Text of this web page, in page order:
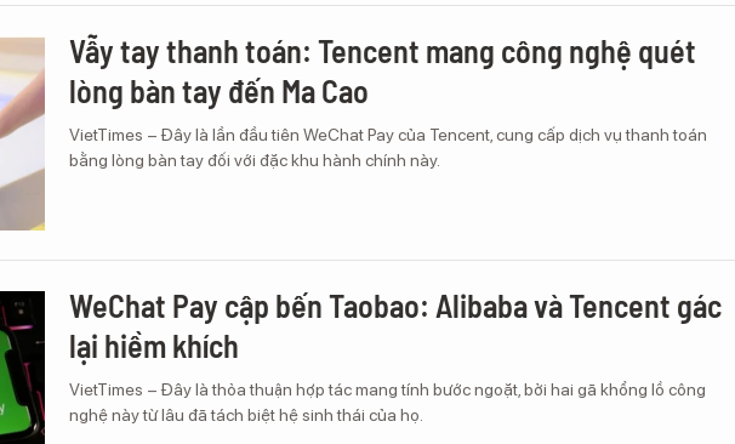
Vẫy tay thanh toán: Tencent mang công nghệ quét
lòng bàn tay đến Ma Cao
VietTimes – Đây là lần đầu tiên WeChat Pay của Tencent, cung cấp dịch vụ thanh toán
bằng lòng bàn tay đối với đặc khu hành chính này.
WeChat Pay cập bến Taobao: Alibaba và Tencent gác
lại hiềm khích
VietTimes – Đây là thỏa thuận hợp tác mang tính bước ngoặt, bởi hai gã khổng lồ công
nghệ này từ lâu đã tách biệt hệ sinh thái của họ.